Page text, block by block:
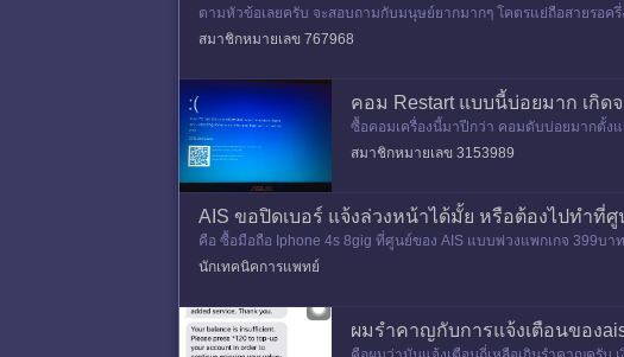
ตามหัวข้อเลยครับ จะสอบถามกับมนุษย์ยากมากๆ โคตรแย่ถือสายรอค
สมาชิกหมายเลข 767968
คอม Restart แบบนี้บ่อยมาก เกิด
ซื้อคอมเครื่องนี้มาปีกว่า คอมดับบ่อยมากตั้ง
ไม่ได้ถ่ายรูปไว้ สังเกตว่
สมาชิกหมายเลข 3153989
AIS ขอปิดเบอร์ แจ้งล่วงหน้าได้มั้ย หรือต้องไปทำที่ศู
คือ ซื้อมือถือ Iphone 4s 8gig ที่ศูนย์ของ AIS แบบพ่วงแพกเกจ 399บ
าคม เลยรึป่าวคร
นักเทคนิคการแพทย์
ผมรำคาญกับการแจ้งเตือนของ